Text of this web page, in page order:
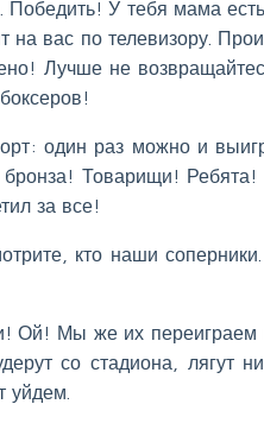
Победить! У тебя мама
вас по телевизору.
Лучше не
один раз можно и
Товарищи!
за все!
кто наши
Ой! Мы же их
со стадиона, лягут
уйдем.